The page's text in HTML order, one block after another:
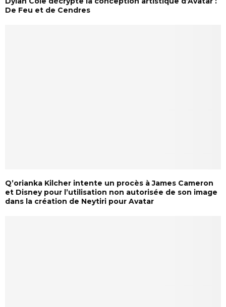
De Feu et de Cendres
Q’orianka Kilcher intente un procès à James Cameron
et Disney pour l’utilisation non autorisée de son image
dans la création de Neytiri pour Avatar